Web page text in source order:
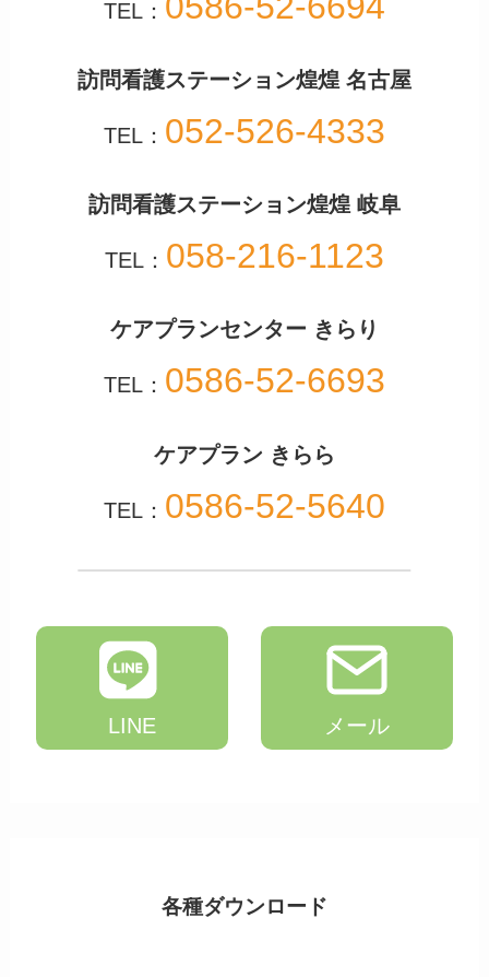
TEL：
訪問看護ステーション煌煌 名古屋
TEL： 052-526-4333
訪問看護ステーション煌煌 岐阜
TEL： 058-216-1123
ケアプランセンター きらり
TEL： 0586-52-6693
ケアプラン きらら
TEL： 0586-52-5640
LINE メール
各種ダウンロード